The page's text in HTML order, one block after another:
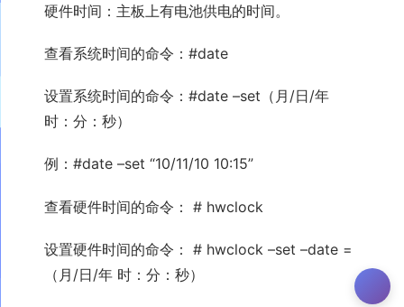
硬件时间：主板上有电池供电的时间。
查看系统时间的命令：#date
设置系统时间的命令：#date –set（月/日/年
时：分：秒）
例：#date –set “10/11/10 10:15”
查看硬件时间的命令： # hwclock
设置硬件时间的命令： # hwclock –set –date =
（月/日/年 时：分：秒）